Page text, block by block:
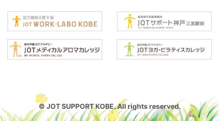
© JOT SUPPORT KOBE. All rights reserved.